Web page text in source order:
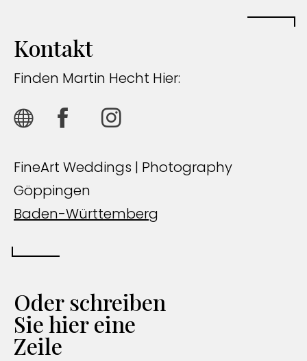
Kontakt
Finden Martin Hecht Hier:
FineArt Weddings | Photography
Göppingen
Baden-Württemberg
Oder schreiben
Sie hier eine
Zeile